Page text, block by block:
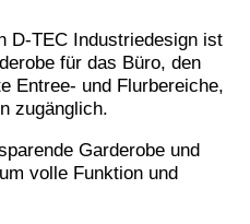
D-TEC Industriedesign ist
für das Büro, den
Entree- und Flurbereiche,
zugänglich.
Garderobe und
volle Funktion und